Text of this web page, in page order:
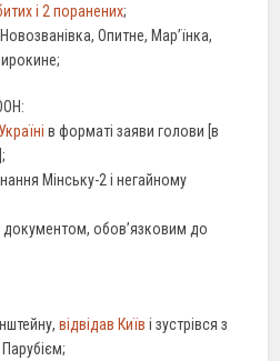
і 2 поранених;
Опитне, Мар’їнка,
в форматі заяви голови [в
Мінську-2 і негайному
обов’язковим до
відвідав Київ і зустрівся з